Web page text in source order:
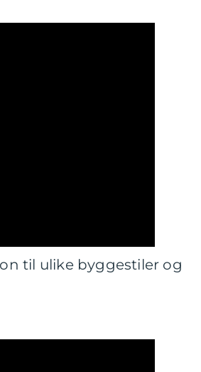
til ulike byggestiler og